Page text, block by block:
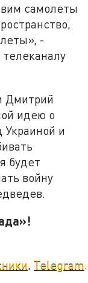
самолеты
-
Дмитрий
идею о
Украиной и
будет
войну
, Telegram.